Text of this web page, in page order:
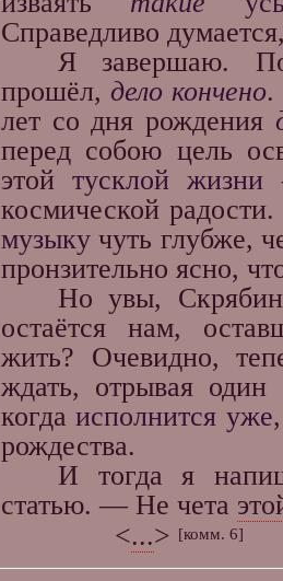
Справедливо
Я завершаю.
прошёл, дело кончено.
лет со дня рождения
перед собою цель
этойтусклой жизни
космической
музыку чуть глубже,
пронзительно ясно,
Но увы, Скрябин
остаётся нам,
жить? Очевидно,
ждать, отрывая один
когдаисполнится уже
рождества.
И тогда я
статью. — Не чета
<...> [комм. 6]